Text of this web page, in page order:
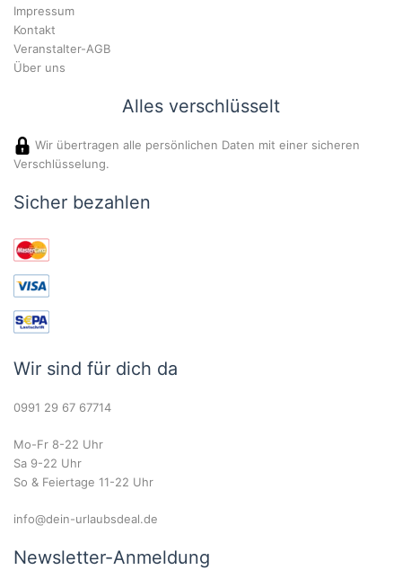
Impressum
Kontakt
Veranstalter-AGB
Über uns
Alles verschlüsselt
Wir übertragen alle persönlichen Daten mit einer sicheren
Verschlüsselung.
Sicher bezahlen
Wir sind für dich da
0991 29 67 67714
Mo-Fr 8-22 Uhr
Sa 9-22 Uhr
So & Feiertage 11-22 Uhr
info@dein-urlaubsdeal.de
Newsletter-Anmeldung